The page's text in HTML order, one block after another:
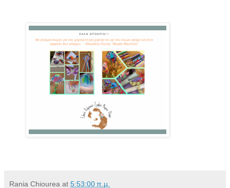
Rania Chiourea at 5:53:00 π.μ.